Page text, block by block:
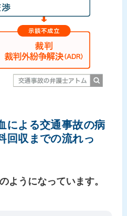
による交通事故の病
回収までの流れっ
ようになっています。